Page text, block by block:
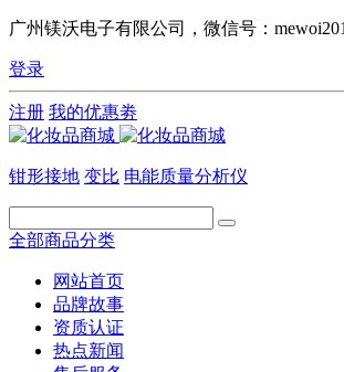
广州镁沃电子有限公司，微信号：
登录
注册 我的优惠劵
钳形接地 变比 电能质量分析仪
全部商品分类
网站首页
品牌故事
资质认证
热点新闻